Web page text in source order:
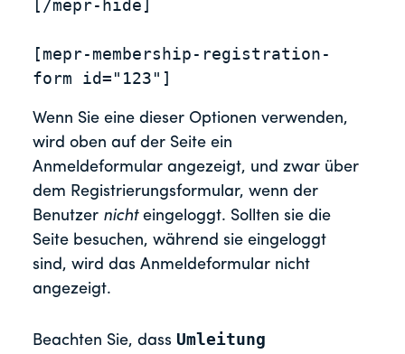
[/mepr-hide]
[mepr-membership-registration-
form id="123"]
Wenn Sie eine dieser Optionen verwenden,
wird oben auf der Seite ein
Anmeldeformular angezeigt, und zwar über
dem Registrierungsformular, wenn der
Benutzer nicht eingeloggt. Sollten sie die
Seite besuchen, während sie eingeloggt
sind, wird das Anmeldeformular nicht
angezeigt.
Beachten Sie, dass Umleitung